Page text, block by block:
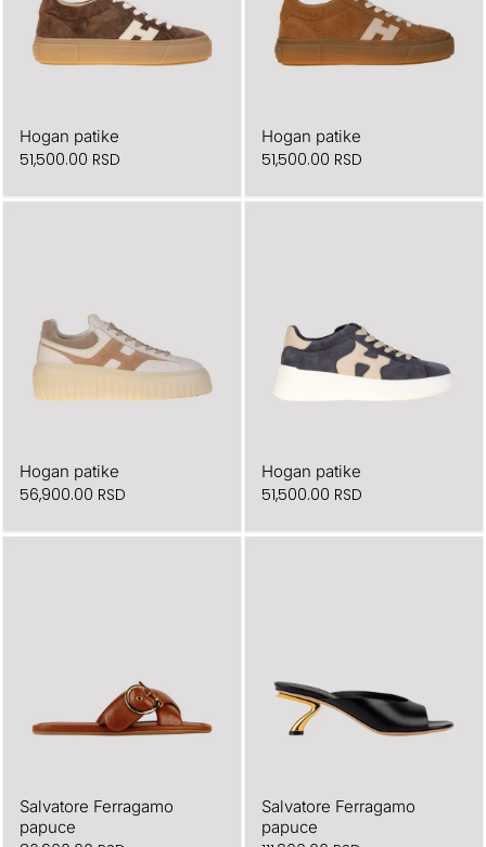
Hogan patike
51,500.00 RSD
Hogan patike
51,500.00 RSD
Hogan patike
56,900.00 RSD
Hogan patike
51,500.00 RSD
Salvatore Ferragamo
papuce
Salvatore Ferragamo
papuce